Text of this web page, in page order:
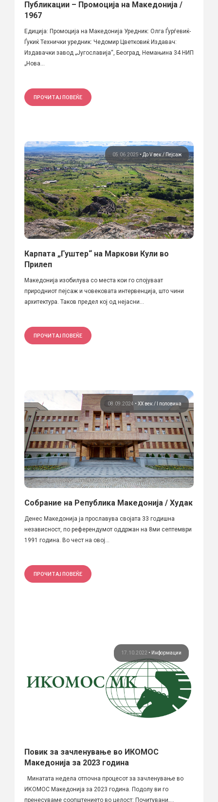
Публикации – Промоција на Македонија /
1967
Едиција: Промоција на Македонија Уредник: Олга Ѓурѓевиќ-
Ѓукиќ Технички уредник: Чедомир Цветковиќ Издавач:
Издавачки завод „Југославија“, Београд, Немањина 34 НИП
„Нова...
ПРОЧИТАЈ ПОВЕЌЕ
05.06.2025 • До V век Пејсаж
Карпата „Гуштер“ на Маркови Кули во
Прилеп
Македонија изобилува со места кои го спојуваат
природниот пејсаж и човековата интервенција, што чини
архитектура. Таков предел кој од нејасни...
ПРОЧИТАЈ ПОВЕЌЕ
08.09.2024 • ХХ век / I половина
Собрание на Република Македонија / Худак
Денес Македонија ја прославува својата 33 годишна
независност, по референдумот оддржан на 8ми септември
1991 година. Во чест на овој...
ПРОЧИТАЈ ПОВЕЌЕ
17.10.2022 • Информации
Повик за зачленување во ИКОМОС
Македонија за 2023 година
Минатата недела отпочна процесот за зачленување во
ИКОМОС Македонија за 2023 година. Подолу ви го
пренесуваме соопштението во целост: Почитувани,...